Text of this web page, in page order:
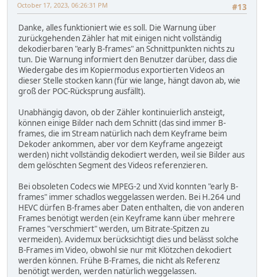
#13
October 17, 2023, 06:26:31 PM
Danke, alles funktioniert wie es soll. Die Warnung über
zurückgehenden Zähler hat mit einigen nicht vollständig
dekodierbaren "early B-frames" an Schnittpunkten nichts zu
tun. Die Warnung informiert den Benutzer darüber, dass die
Wiedergabe des im Kopiermodus exportierten Videos an
dieser Stelle stocken kann (für wie lange, hängt davon ab, wie
groß der POC-Rücksprung ausfällt).
Unabhängig davon, ob der Zähler kontinuierlich ansteigt,
können einige Bilder nach dem Schnitt (das sind immer B-
frames, die im Stream natürlich nach dem Keyframe beim
Dekoder ankommen, aber vor dem Keyframe angezeigt
werden) nicht vollständig dekodiert werden, weil sie Bilder aus
dem gelöschten Segment des Videos referenzieren.
Bei obsoleten Codecs wie MPEG-2 und Xvid konnten "early B-
frames" immer schadlos weggelassen werden. Bei H.264 und
HEVC dürfen B-frames aber Daten enthalten, die von anderen
Frames benötigt werden (ein Keyframe kann über mehrere
Frames "verschmiert" werden, um Bitrate-Spitzen zu
vermeiden). Avidemux berücksichtigt dies und belässt solche
B-Frames im Video, obwohl sie nur mit Klötzchen dekodiert
werden können. Frühe B-Frames, die nicht als Referenz
benötigt werden, werden natürlich weggelassen.